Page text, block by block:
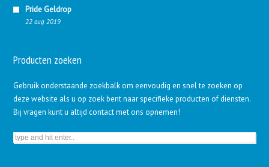
Pride Geldrop
22 aug 2019
Producten zoeken
Gebruik onderstaande zoekbalk om eenvoudig en snel te zoeken op
deze website als u op zoek bent naar specifieke producten of diensten.
Bij vragen kunt u altijd contact met ons opnemen!